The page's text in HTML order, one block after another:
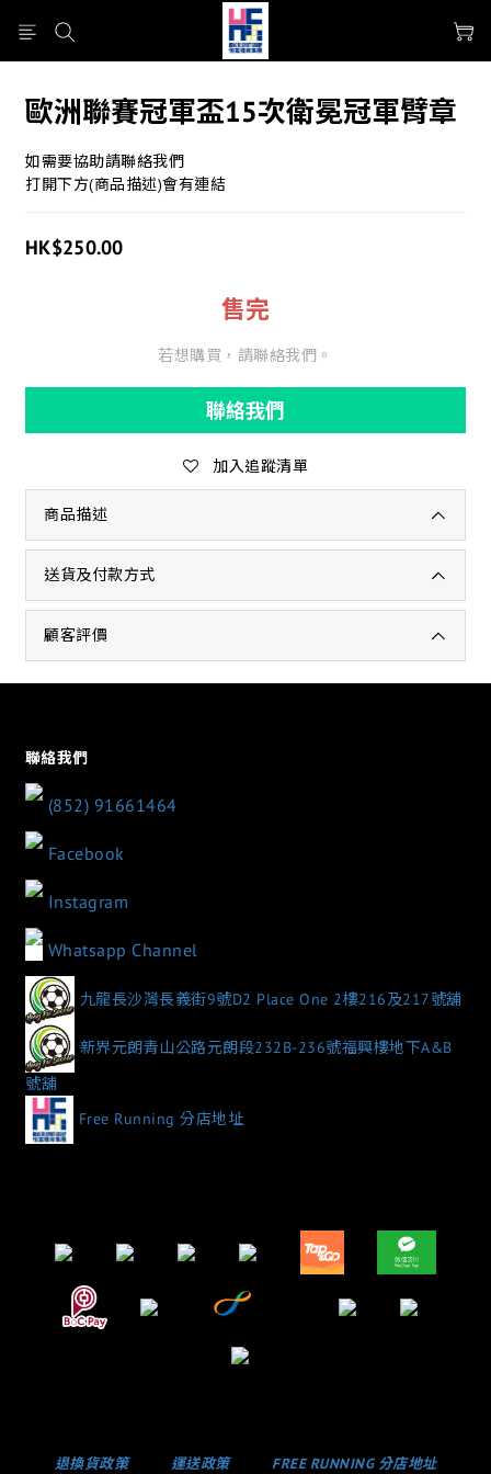
歐洲聯賽冠軍盃15次衛冕冠軍臂章
如需要協助請聯絡我們
打開下方(商品描述)會有連結
HK$250.00
售完
若想購買，請聯絡我們。
聯絡我們
加入追蹤清單
商品描述
送貨及付款方式
顧客評價
聯絡我們
(852) 91661464
Facebook
Instagram
Whatsapp Channel
九龍長沙灣長義街9號D2 Place One 2樓216及217號舖
新界元朗青山公路元朗段232B-236號福興樓地下A&B
號舖
Free Running 分店地址
退換貨政策 運送政策 FREE RUNNING 分店地址